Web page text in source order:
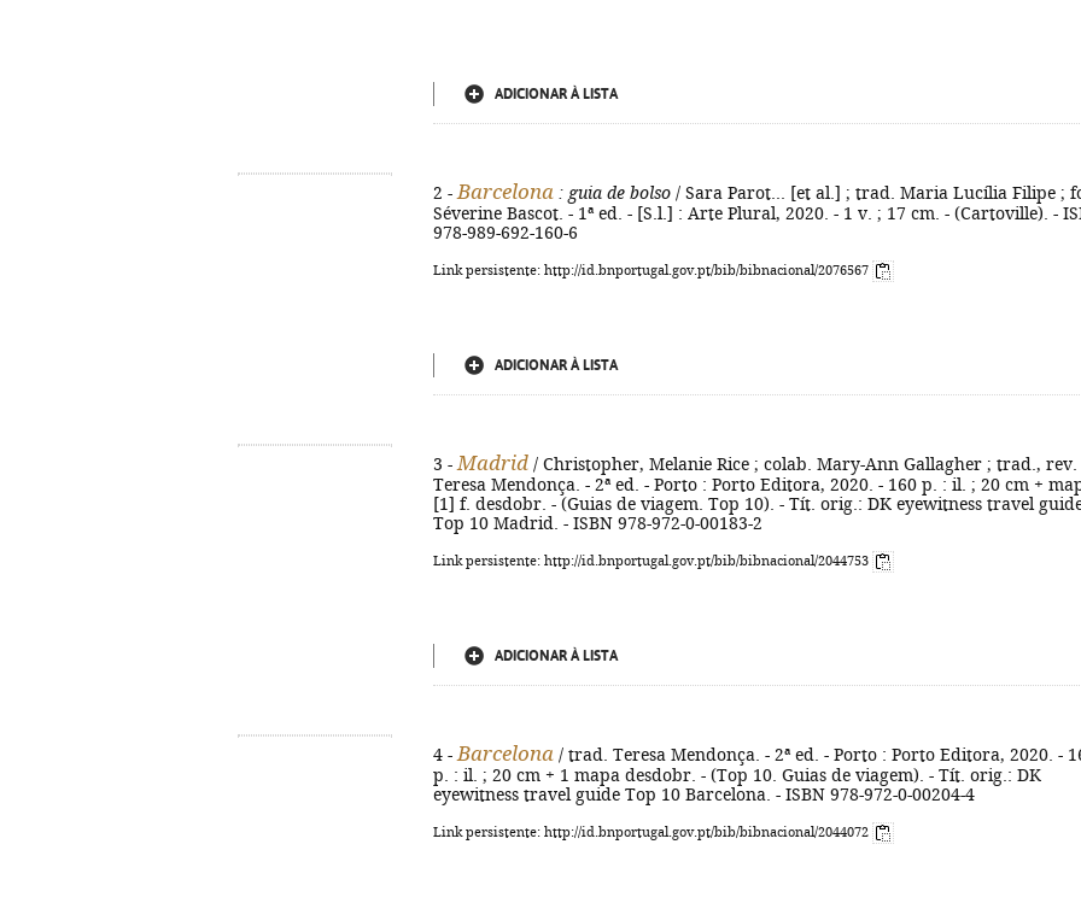
ADICIONAR À LISTA
2 - Barcelona : guia de bolso / Sara Parot... [et al.] ; trad. Maria Lucília Filipe ;
Séverine Bascot. - 1ª ed. - [S.l.] : Arte Plural, 2020. - 1 v. ; 17 cm. - (Cartoville). -
978-989-692-160-6
Link persistente: http://id.bnportugal.gov.pt/bib/bibnacional/2076567
ADICIONAR À LISTA
3 - Madrid / Christopher, Melanie Rice ; colab. Mary-Ann Gallagher ; trad., rev.
Teresa Mendonça. - 2ª ed. - Porto : Porto Editora, 2020. - 160 p. : il. ; 20 cm +
[1] f. desdobr. - (Guias de viagem. Top 10). - Tít. orig.: DK eyewitness travel
Top 10 Madrid. - ISBN 978-972-0-00183-2
Link persistente: http://id.bnportugal.gov.pt/bib/bibnacional/2044753
ADICIONAR À LISTA
4 - Barcelona / trad. Teresa Mendonça. - 2ª ed. - Porto : Porto Editora, 2020. -
p. : il. ; 20 cm + 1 mapa desdobr. - (Top 10. Guias de viagem). - Tít. orig.: DK
eyewitness travel guide Top 10 Barcelona. - ISBN 978-972-0-00204-4
Link persistente: http://id.bnportugal.gov.pt/bib/bibnacional/2044072